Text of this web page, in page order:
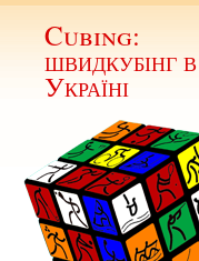
Cubing:
швидкубінг в
Україні